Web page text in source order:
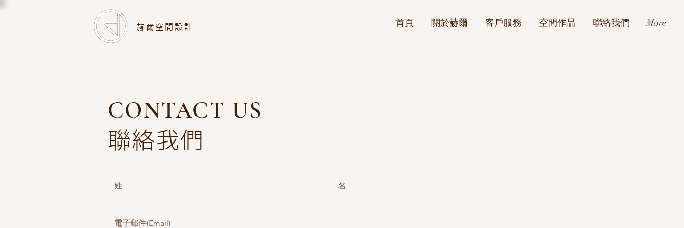
首頁 關於赫爾 客戶服務 空間作品 聯絡我們 More
赫爾空間設計
CONTACT US
聯絡我們